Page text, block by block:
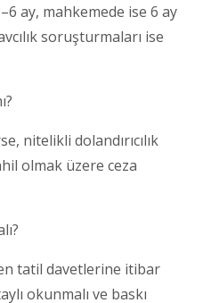
ay, mahkemede ise 6 ay
soruşturmaları ise
nitelikli dolandırıcılık
olmak üzere ceza
tatil davetlerine itibar
okunmalı ve baskı